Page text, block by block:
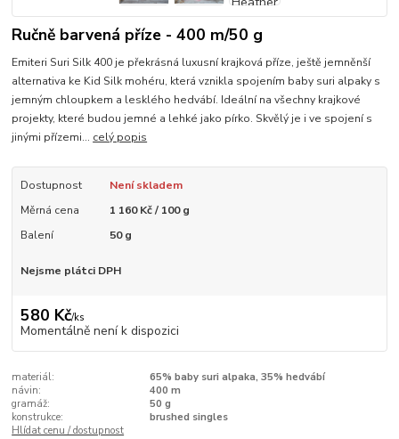
Ručně barvená příze - 400 m/50 g
Emiteri Suri Silk 400 je překrásná luxusní krajková příze, ještě jemněnší
alternativa ke Kid Silk mohéru, která vznikla spojením baby suri alpaky s
jemným chloupkem a lesklého hedvábí. Ideální na všechny krajkové
projekty, které budou jemné a lehké jako pírko. Skvělý je i ve spojení s
jinými přízemi... celý popis
Dostupnost
Není skladem
Měrná cena
1 160 Kč / 100 g
Balení
50 g
Nejsme plátci DPH
580 Kč/ks
Momentálně není k dispozici
materiál:
65% baby suri alpaka, 35% hedvábí
návin:
400 m
gramáž:
50 g
konstrukce:
brushed singles
Hlídat cenu / dostupnost